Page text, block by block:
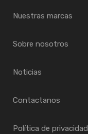
Nuestras marcas
Sobre nosotros
Noticias
Contactanos
Política de privacidad